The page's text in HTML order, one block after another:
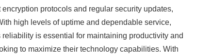
protocols and regular security updates,
high levels of uptime and dependable service,
is essential for maintaining productivity and
to maximize their technology capabilities. With